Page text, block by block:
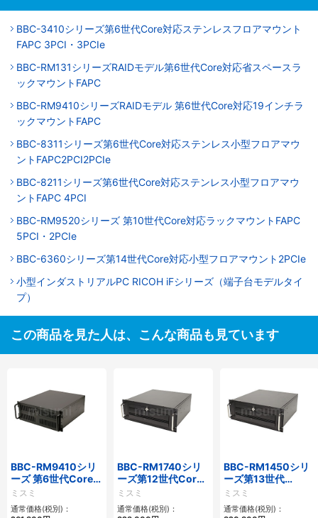
BBC-3410シリーズ第6世代Core対応ステンレスフロアマウント
FAPC 3PCI・3PCIe
BBC-RM131シリーズRAIDモデル第6世代Core対応省スペースラ
ックマウントFAPC
BBC-RM9410シリーズRAIDモデル 第6世代Core対応19インチラ
ックマウントFAPC
BBC-8311シリーズ第6世代Core対応ステンレス小型フロアマウ
ントFAPC2PCI2PCIe
BBC-8211シリーズ第6世代Core対応ステンレス小型フロアマウ
ントFAPC 4PCI
BBC-RM9520シリーズ 第10世代Core対応ラックマウントFAPC
5PCI・2PCIe
BBC-6360シリーズ第14世代Core対応小型フロアマウント2PCIe
小型インダストリアルPC RICOH iFシリーズ（端子台モデルタイ
プ）
この商品を見た人は、こんな商品も見ています
BBC-RM9410シリ
ーズ 第6世代Core対
応ラックマウント
FAPC 3PCI・3PCIe
ミスミ
通常価格(税別)：
BBC-RM1740シリ
ーズ第12世代Core
省スペースラックマ
ウントFAPC4PCI・
3PCIe
ミスミ
通常価格(税別)：
BBC-RM1450シリ
ーズ第13世代
Core・12世代
Celeron対応ラック
マウント4PCIe
ミスミ
通常価格(税別)：